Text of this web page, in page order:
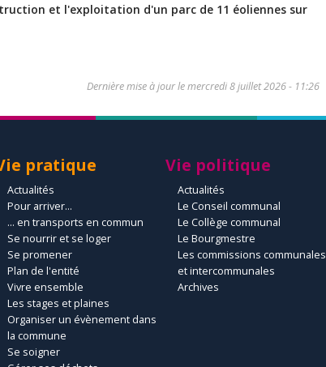
et l'exploitation d'un parc de 11 éoliennes sur
Dernière mise à jour lemercredi 8 juillet 2026 - 11:26
pratique
Actualités
Pour arriver...
... en transports en commun
Se nourrir et se loger
Se promener
Plan de l'entité
Vivre ensemble
Les stages et plaines
Organiser un évènement dans
la commune
Se soigner
Vie politique
Actualités
Le Conseil communal
Le Collège communal
Le Bourgmestre
Les commissions communales
et intercommunales
Archives